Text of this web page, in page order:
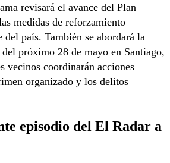
revisará el avance del Plan
medidas de reforzamiento
país. También se abordará la
próximo 28 de mayo en Santiago,
vecinos coordinarán acciones
organizado y los delitos
episodio del El Radar a